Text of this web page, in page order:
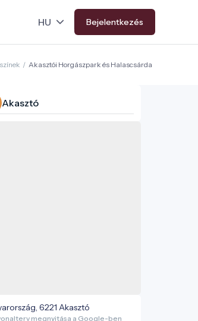
Bejelentkezés
/ Akasztói Horgászpark és Halascsárda
Akasztó
6221 Akasztó
megnyitása a Google-ben